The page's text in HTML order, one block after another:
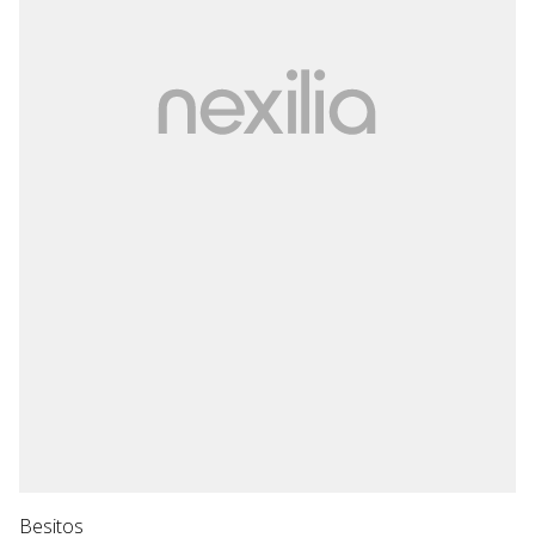
Besitos